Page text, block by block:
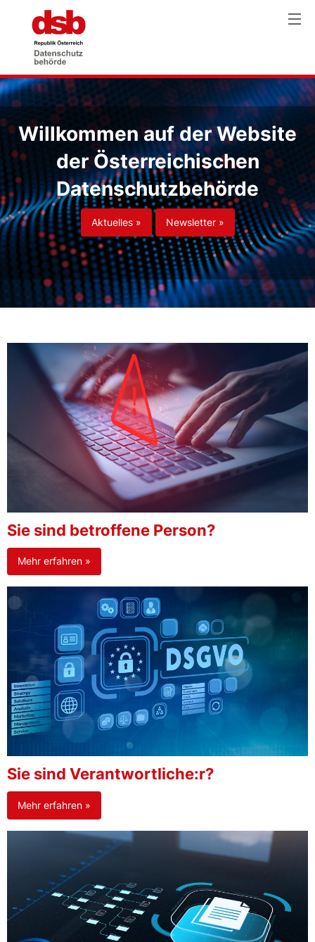
Willkommen auf der Website
der Österreichischen
Datenschutzbehörde
Aktuelles » Newsletter »
Sie sind betroffene Person?
Mehr erfahren »
Sie sind Verantwortliche:r?
Mehr erfahren »